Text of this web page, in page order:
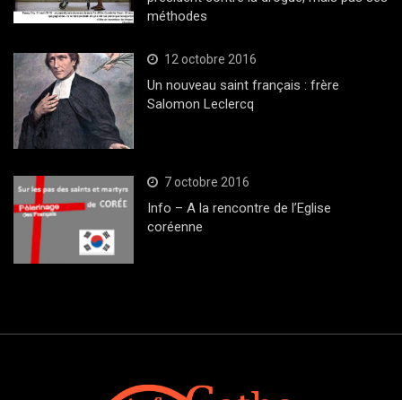
méthodes
12 octobre 2016
Un nouveau saint français : frère
Salomon Leclercq
7 octobre 2016
Info – A la rencontre de l’Eglise
coréenne